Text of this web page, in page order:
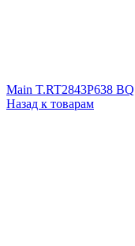
Main T.RT2843P638
Назад к товарам